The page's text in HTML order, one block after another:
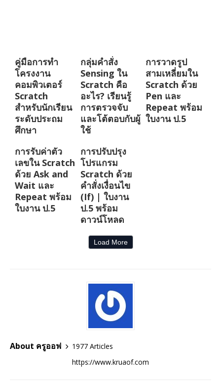
คู่มือการทำ
โครงงาน
คอมพิวเตอร์
Scratch
สำหรับนักเรียน
ระดับประถม
ศึกษา
กลุ่มคำสั่ง
Sensing ใน
Scratch คือ
อะไร? เรียนรู้
การตรวจจับ
และโต้ตอบกับผู้
ใช้
การวาดรูป
สามเหลี่ยมใน
Scratch ด้วย
Pen และ
Repeat พร้อม
ใบงาน ป.5
การรับค่าตัว
เลขใน Scratch
ด้วย Ask and
Wait และ
Repeat พร้อม
ใบงาน ป.5
การปรับปรุง
โปรแกรม
Scratch ด้วย
คำสั่งเงื่อนไข
(If) | ใบงาน
ป.5 พร้อม
ดาวน์โหลด
Load More
About ครูออฟ
1977 Articles
https://www.kruaof.com